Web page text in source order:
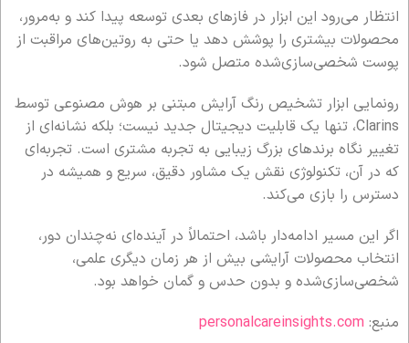
انتظار می‌رود این ابزار در فازهای بعدی توسعه پیدا کند و به‌مرور،
محصولات بیشتری را پوشش دهد یا حتی به روتین‌های مراقبت از
پوست شخصی‌سازی‌شده متصل شود.
رونمایی ابزار تشخیص رنگ آرایش مبتنی بر هوش مصنوعی توسط
Clarins، تنها یک قابلیت دیجیتال جدید نیست؛ بلکه نشانه‌ای از
تغییر نگاه برندهای بزرگ زیبایی به تجربه مشتری است. تجربه‌ای
که در آن، تکنولوژی نقش یک مشاور دقیق، سریع و همیشه در
دسترس را بازی می‌کند.
اگر این مسیر ادامه‌دار باشد، احتمالاً در آینده‌ای نه‌چندان دور،
انتخاب محصولات آرایشی بیش از هر زمان دیگری علمی،
شخصی‌سازی‌شده و بدون حدس و گمان خواهد بود.
منبع: personalcareinsights.com